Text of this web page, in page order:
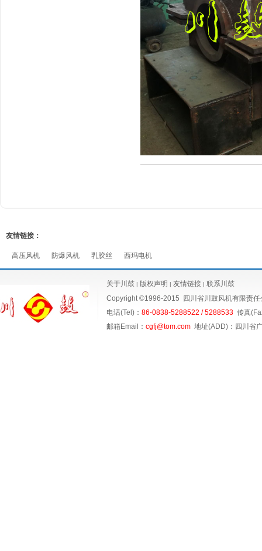
友情链接：
高压风机 防爆风机 乳胶丝 西玛电机
关于川鼓 | 版权声明 | 友情链接 | 联系川鼓
Copyright ©1996-2015
四川省川鼓风机有限责
电话(Tel)： 86-0838-5288522 / 5288533 传真
邮箱Email： cgfj@tom.com 地址(ADD)：四川省